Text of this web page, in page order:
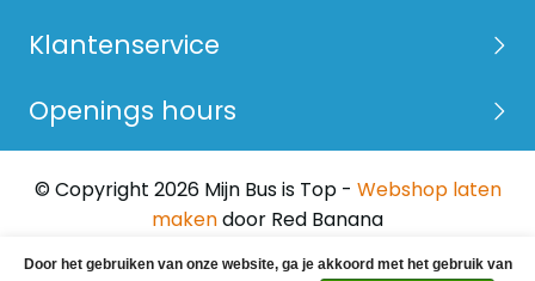
Klantenservice
Openings hours
© Copyright 2026 Mijn Bus is Top - Webshop laten
makendoor Red Banana
Door het gebruiken van onze website, ga je akkoord met het gebruik van